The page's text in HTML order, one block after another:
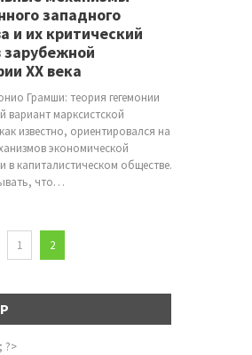
западного
и их критический
зарубежной
ХХ века
Грамши: теория гегемонии
вариант марксистской
известно, ориентировался на
экономической
в капиталистическом обществе.
что…
1 2
?>